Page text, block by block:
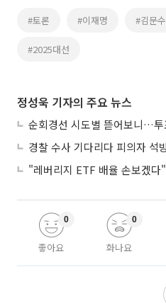
#토론 #이재명 #김문수
#2025대선
정성욱 기자의 주요 뉴스
좋아요
0
화나요
0